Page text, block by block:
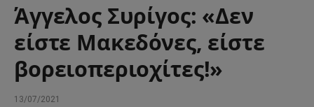
Άγγελος Συρίγος: «Δεν
είστε Μακεδόνες, είστε
βορειοπεριοχίτες!»
13/07/2021